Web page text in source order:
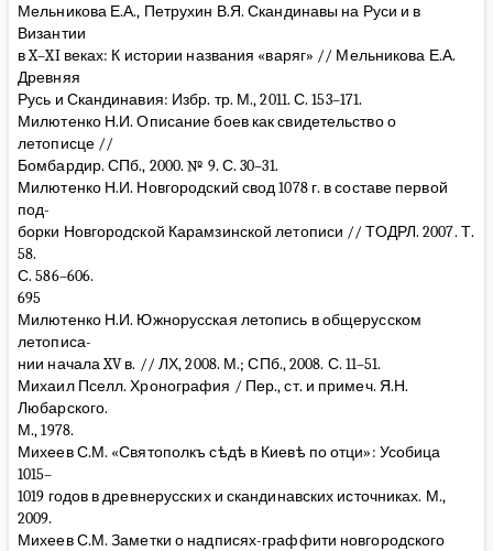
Мельникова Е.А., Петрухин В.Я. Скандинавы на Руси и в
Византии
в X–XI веках: К истории названия «варяг» // Мельникова Е.А.
Древняя
Русь и Скандинавия: Избр. тр. М., 2011. С. 153–171.
Милютенко Н.И. Описание боев как свидетельство о
летописце //
Бомбардир. СПб., 2000. № 9. С. 30–31.
Милютенко Н.И. Новгородский свод 1078 г. в составе первой
под-
борки Новгородской Карамзинской летописи // ТОДРЛ. 2007. Т.
58.
С. 586–606.
695
Милютенко Н.И. Южнорусская летопись в общерусском
летописа-
нии начала XV в. // ЛХ, 2008. М.; СПб., 2008. С. 11–51.
Михаил Пселл. Хронография / Пер., ст. и примеч. Я.Н.
Любарского.
М., 1978.
Михеев С.М. «Святополкъ сѣдѣ в Киевѣ по отци»: Усобица
1015–
1019 годов в древнерусских и скандинавских источниках. М.,
2009.
Михеев С.М. Заметки о надписях-граффити новгородского